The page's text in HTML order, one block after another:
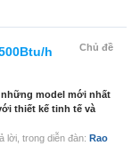
Chủ đề
h
model mới nhất
thiết kế tinh tế và
lời, trong diễn đàn: Rao